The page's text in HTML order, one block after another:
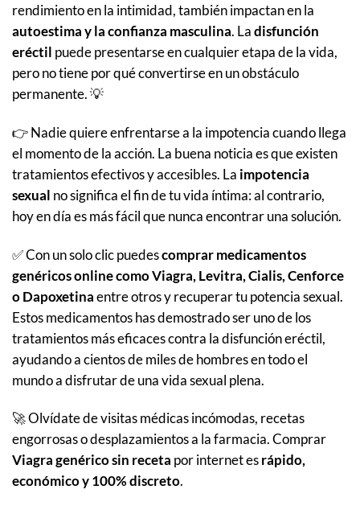
rendimiento en la intimidad, también impactan en la
autoestima y la confianza masculina. Ladisfunción
eréctil puede presentarse en cualquier etapa de la vida,
pero no tiene por qué convertirse en un obstáculo
permanente. 💡
👉 Nadie quiere enfrentarse a la impotencia cuando llega
el momento de la acción. La buena noticia es que existen
tratamientos efectivos y accesibles. La impotencia
sexual no significa el fin de tu vida íntima: al contrario,
hoy en día es más fácil que nunca encontrar una solución.
✅ Con un solo clic puedescomprar medicamentos
genéricos online como Viagra, Levitra, Cialis, Cenforce
o Dapoxetinaentre otros y recuperar tu potencia sexual.
Estos medicamentos has demostrado ser uno de los
tratamientos más eficaces contra la disfunción eréctil,
ayudando a cientos de miles de hombres en todo el
mundo a disfrutar de una vida sexual plena.
🚀 Olvídate de visitas médicas incómodas, recetas
engorrosas o desplazamientos a la farmacia. Comprar
Viagra genérico sin receta por internet esrápido,
económico y 100% discreto.